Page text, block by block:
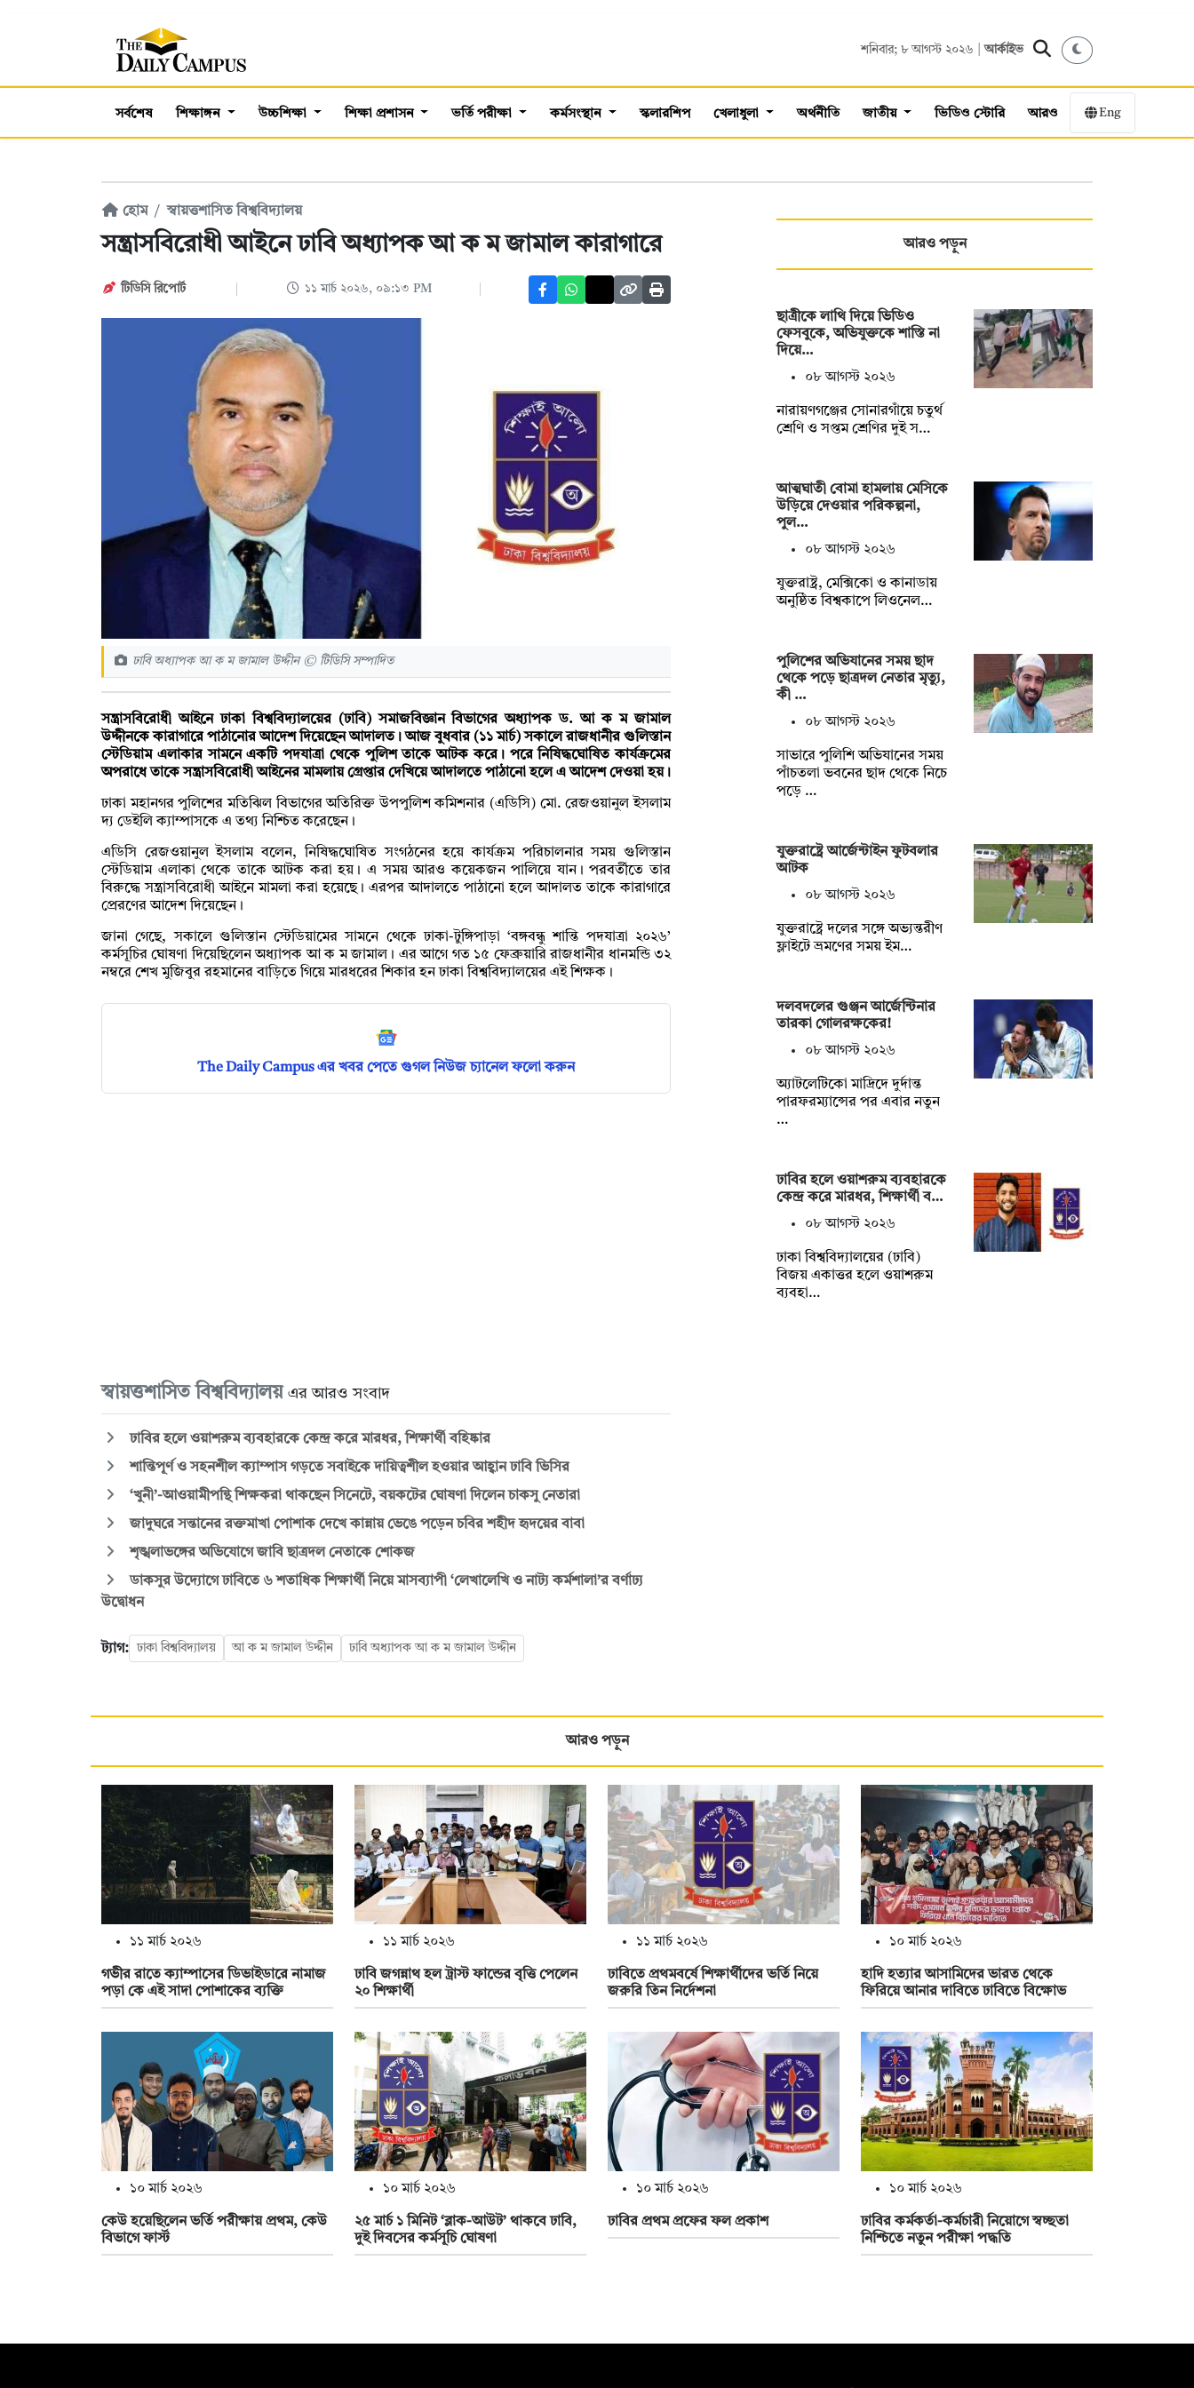
শনিবার; ৮ আগস্ট ২০২৬ |আর্কাইভ
সর্বশেষ শিক্ষাঙ্গন উচ্চশিক্ষা শিক্ষা প্রশাসন ভর্তি পরীক্ষা কর্মসংস্থান স্কলারশিপ খেলাধুলা অর্থনীতি জাতীয় ভিডিও স্টোরি আরও Eng
হোম স্বায়ত্তশাসিত বিশ্ববিদ্যালয়
সন্ত্রাসবিরোধী আইনে ঢাবি অধ্যাপক আ ক ম জামাল কারাগারে
টিডিসি রিপোর্ট ১১ মার্চ ২০২৬, ০৯:১৩ PM
ঢাবি অধ্যাপক আ ক ম জামাল উদ্দীন © টিডিসি সম্পাদিত
সন্ত্রাসবিরোধী আইনে ঢাকা বিশ্ববিদ্যালয়ের (ঢাবি) সমাজবিজ্ঞান বিভাগের অধ্যাপক ড. আ ক ম জামাল
উদ্দীনকে কারাগারে পাঠানোর আদেশ দিয়েছেন আদালত। আজ বুধবার (১১ মার্চ) সকালে রাজধানীর গুলিস্তান
স্টেডিয়াম এলাকার সামনে একটি পদযাত্রা থেকে পুলিশ তাকে আটক করে। পরে নিষিদ্ধঘোষিত কার্যক্রমের
অপরাধে তাকে সন্ত্রাসবিরোধী আইনের মামলায় গ্রেপ্তার দেখিয়ে আদালতে পাঠানো হলে এ আদেশ দেওয়া হয়।
ঢাকা মহানগর পুলিশের মতিঝিল বিভাগের অতিরিক্ত উপপুলিশ কমিশনার (এডিসি) মো. রেজওয়ানুল ইসলাম
দ্য ডেইলি ক্যাম্পাসকে এ তথ্য নিশ্চিত করেছেন।
এডিসি রেজওয়ানুল ইসলাম বলেন, নিষিদ্ধঘোষিত সংগঠনের হয়ে কার্যক্রম পরিচালনার সময় গুলিস্তান
স্টেডিয়াম এলাকা থেকে তাকে আটক করা হয়। এ সময় আরও কয়েকজন পালিয়ে যান। পরবর্তীতে তার
বিরুদ্ধে সন্ত্রাসবিরোধী আইনে মামলা করা হয়েছে। এরপর আদালতে পাঠানো হলে আদালত তাকে কারাগারে
প্রেরণের আদেশ দিয়েছেন।
জানা গেছে, সকালে গুলিস্তান স্টেডিয়ামের সামনে থেকে ঢাকা-টুঙ্গিপাড়া ‘বঙ্গবন্ধু শান্তি পদযাত্রা ২০২৬’
কর্মসূচির ঘোষণা দিয়েছিলেন অধ্যাপক আ ক ম জামাল। এর আগে গত ১৫ ফেব্রুয়ারি রাজধানীর ধানমন্ডি ৩২
নম্বরে শেখ মুজিবুর রহমানের বাড়িতে গিয়ে মারধরের শিকার হন ঢাকা বিশ্ববিদ্যালয়ের এই শিক্ষক।
The Daily Campus এর খবর পেতে গুগল নিউজ চ্যানেল ফলো করুন
স্বায়ত্তশাসিত বিশ্ববিদ্যালয় এর আরও সংবাদ
ঢাবির হলে ওয়াশরুম ব্যবহারকে কেন্দ্র করে মারধর, শিক্ষার্থী বহিষ্কার
শান্তিপূর্ণ ও সহনশীল ক্যাম্পাস গড়তে সবাইকে দায়িত্বশীল হওয়ার আহ্বান ঢাবি ভিসির
‘খুনী’-আওয়ামীপন্থি শিক্ষকরা থাকছেন সিনেটে, বয়কটের ঘোষণা দিলেন চাকসু নেতারা
জাদুঘরে সন্তানের রক্তমাখা পোশাক দেখে কান্নায় ভেঙে পড়েন চবির শহীদ হৃদয়ের বাবা
শৃঙ্খলাভঙ্গের অভিযোগে জাবি ছাত্রদল নেতাকে শোকজ
ডাকসুর উদ্যোগে ঢাবিতে ৬ শতাধিক শিক্ষার্থী নিয়ে মাসব্যাপী ‘লেখালেখি ও নাট্য কর্মশালা’র বর্ণাঢ্য
উদ্বোধন
ট্যাগ: ঢাকা বিশ্ববিদ্যালয় আ ক ম জামাল উদ্দীন ঢাবি অধ্যাপক আ ক ম জামাল উদ্দীন
আরও পড়ুন
ছাত্রীকে লাথি দিয়ে ভিডিও
ফেসবুকে, অভিযুক্তকে শাস্তি না
দিয়ে…
০৮ আগস্ট ২০২৬
নারায়ণগঞ্জের সোনারগাঁয়ে চতুর্থ
শ্রেণি ও সপ্তম শ্রেণির দুই স…
আত্মঘাতী বোমা হামলায় মেসিকে
উড়িয়ে দেওয়ার পরিকল্পনা,
পুল…
০৮ আগস্ট ২০২৬
যুক্তরাষ্ট্র, মেক্সিকো ও কানাডায়
অনুষ্ঠিত বিশ্বকাপে লিওনেল…
পুলিশের অভিযানের সময় ছাদ
থেকে পড়ে ছাত্রদল নেতার মৃত্যু,
কী …
০৮ আগস্ট ২০২৬
সাভারে পুলিশি অভিযানের সময়
পাঁচতলা ভবনের ছাদ থেকে নিচে
পড়ে …
যুক্তরাষ্ট্রে আর্জেন্টাইন ফুটবলার
আটক
০৮ আগস্ট ২০২৬
যুক্তরাষ্ট্রে দলের সঙ্গে অভ্যন্তরীণ
ফ্লাইটে ভ্রমণের সময় ইম…
দলবদলের গুঞ্জন আর্জেন্টিনার
তারকা গোলরক্ষকের!
০৮ আগস্ট ২০২৬
অ্যাটলেটিকো মাদ্রিদে দুর্দান্ত
পারফরম্যান্সের পর এবার নতুন
…
ঢাবির হলে ওয়াশরুম ব্যবহারকে
কেন্দ্র করে মারধর, শিক্ষার্থী ব…
০৮ আগস্ট ২০২৬
ঢাকা বিশ্ববিদ্যালয়ের (ঢাবি)
বিজয় একাত্তর হলে ওয়াশরুম
ব্যবহা…
আরও পড়ুন
১১ মার্চ ২০২৬
গভীর রাতে ক্যাম্পাসের ডিভাইডারে নামাজ
পড়া কে এই সাদা পোশাকের ব্যক্তি
১১ মার্চ ২০২৬
ঢাবি জগন্নাথ হল ট্রাস্ট ফান্ডের বৃত্তি পেলেন
২০ শিক্ষার্থী
১১ মার্চ ২০২৬
ঢাবিতে প্রথমবর্ষে শিক্ষার্থীদের ভর্তি নিয়ে
জরুরি তিন নির্দেশনা
১০ মার্চ ২০২৬
হাদি হত্যার আসামিদের ভারত থেকে
ফিরিয়ে আনার দাবিতে ঢাবিতে বিক্ষোভ
১০ মার্চ ২০২৬
কেউ হয়েছিলেন ভর্তি পরীক্ষায় প্রথম, কেউ
বিভাগে ফার্স্ট
১০ মার্চ ২০২৬
২৫ মার্চ ১ মিনিট ‘ব্লাক-আউট’ থাকবে ঢাবি,
দুই দিবসের কর্মসূচি ঘোষণা
১০ মার্চ ২০২৬
ঢাবির প্রথম প্রফের ফল প্রকাশ
১০ মার্চ ২০২৬
ঢাবির কর্মকর্তা-কর্মচারী নিয়োগে স্বচ্ছতা
নিশ্চিতে নতুন পরীক্ষা পদ্ধতি